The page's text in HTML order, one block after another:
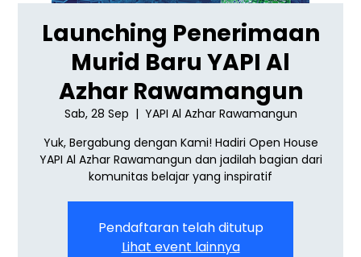
Launching Penerimaan
Murid Baru YAPI Al
Azhar Rawamangun
Sab, 28 Sep
  |
YAPI Al Azhar Rawamangun
Yuk, Bergabung dengan Kami! Hadiri Open House
YAPI Al Azhar Rawamangun dan jadilah bagian dari
komunitas belajar yang inspiratif
Pendaftaran telah ditutup
Lihat event lainnya